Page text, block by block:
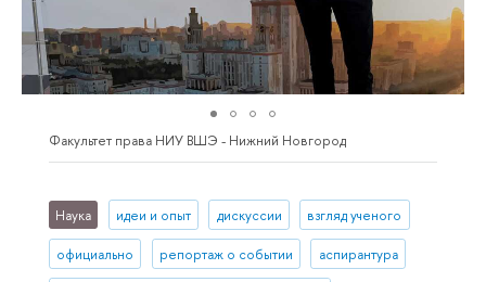
Факультет права НИУ ВШЭ - Нижний Новгород
Наука идеи и опыт дискуссии взгляд ученого
официально репортаж о событии аспирантура